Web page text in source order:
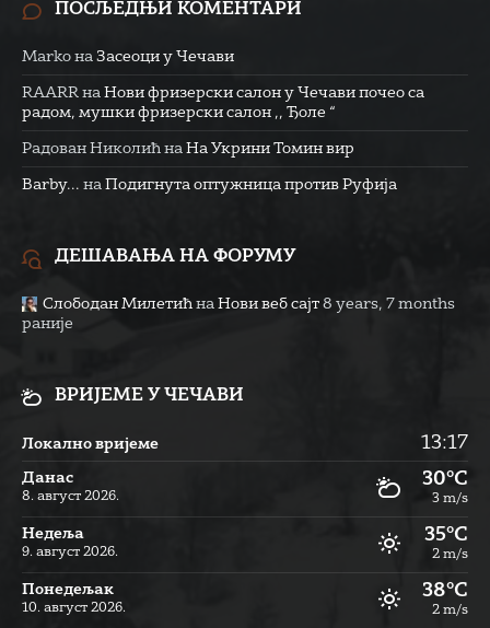
ПОСЉЕДЊИ КОМЕНТАРИ
Marko на Засеоци у Чечави
RAARR на Нови фризерски салон у Чечави почео са
радом, мушки фризерски салон ,, Ђоле “
Радован Николић на На Укрини Томин вир
Barby... на Подигнута оптужница против Руфија
ДЕШАВАЊА НА ФОРУМУ
Слободан Милетић на Нови веб сајт 8 years, 7 months
раније
ВРИЈЕМЕ У ЧЕЧАВИ
Локално вријеме 13:17
Данас
8. август 2026.
30°C
3 m/s
Недеља
9. август 2026.
35°C
2 m/s
Понедељак
10. август 2026.
38°C
2 m/s